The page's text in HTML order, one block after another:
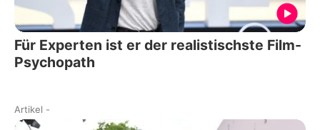
Für Experten ist er der realistischste Film-
Psychopath
Artikel -